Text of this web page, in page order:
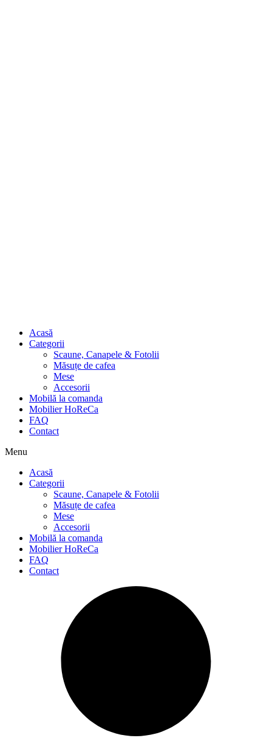
Acasă
Categorii
Scaune, Canapele & Fotolii
Măsuțe de cafea
Mese
Accesorii
Mobilă la comanda
Mobilier HoReCa
FAQ
Contact
Menu
Acasă
Categorii
Scaune, Canapele & Fotolii
Măsuțe de cafea
Mese
Accesorii
Mobilă la comanda
Mobilier HoReCa
FAQ
Contact